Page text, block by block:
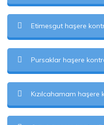
Etimesgut haşere
Pursaklar haşere
Kızılcahamam